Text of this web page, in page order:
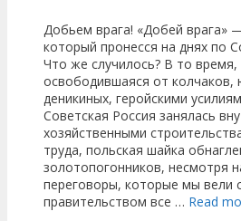
Добьем врага! «Добей врага»
который пронесся на днях по
Что же случилось? В то время,
освободившаяся от колчаков,
деникиных, геройскими
Советская Россия занялась
хозяйственными
труда, польская шайка
золотопогонников, несмотря
переговоры, которые мы вели
правительством все … Read